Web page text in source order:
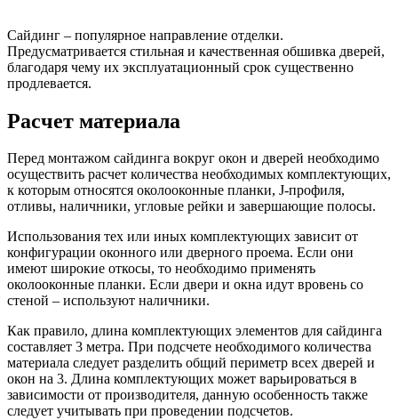
Сайдинг – популярное направление отделки.
Предусматривается стильная и качественная обшивка дверей,
благодаря чему их эксплуатационный срок существенно
продлевается.
Расчет материала
Перед монтажом сайдинга вокруг окон и дверей необходимо
осуществить расчет количества необходимых комплектующих,
к которым относятся околооконные планки, J-профиля,
отливы, наличники, угловые рейки и завершающие полосы.
Использования тех или иных комплектующих зависит от
конфигурации оконного или дверного проема. Если они
имеют широкие откосы, то необходимо применять
околооконные планки. Если двери и окна идут вровень со
стеной – используют наличники.
Как правило, длина комплектующих элементов для сайдинга
составляет 3 метра. При подсчете необходимого количества
материала следует разделить общий периметр всех дверей и
окон на 3. Длина комплектующих может варьироваться в
зависимости от производителя, данную особенность также
следует учитывать при проведении подсчетов.